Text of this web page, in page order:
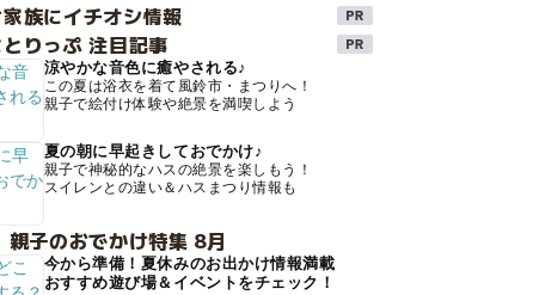
族にイチオシ情報
りっぷ 注目記事
涼やかな音色に癒やされる♪
この夏は浴衣を着て風鈴市・まつりへ！
親子で絵付け体験や絶景を満喫しよう
夏の朝に早起きしておでかけ♪
親子で神秘的なハスの絶景を楽しもう！
スイレンとの違い＆ハスまつり情報も
親子のおでかけ特集 8月
今から準備！夏休みのお出かけ情報満載
おすすめ遊び場＆イベントをチェック！